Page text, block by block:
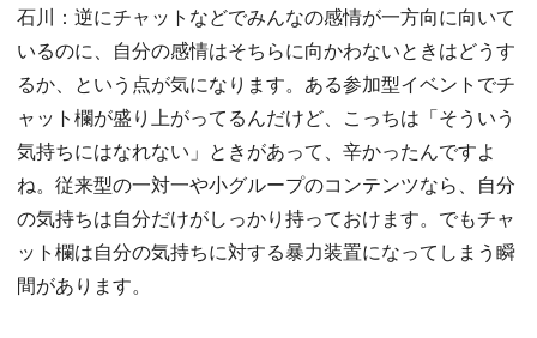
石川：逆にチャットなどでみんなの感情が一方向に向いて
いるのに、自分の感情はそちらに向かわないときはどうす
るか、という点が気になります。ある参加型イベントでチ
ャット欄が盛り上がってるんだけど、こっちは「そういう
気持ちにはなれない」ときがあって、辛かったんですよ
ね。従来型の一対一や小グループのコンテンツなら、自分
の気持ちは自分だけがしっかり持っておけます。でもチャ
ット欄は自分の気持ちに対する暴力装置になってしまう瞬
間があります。